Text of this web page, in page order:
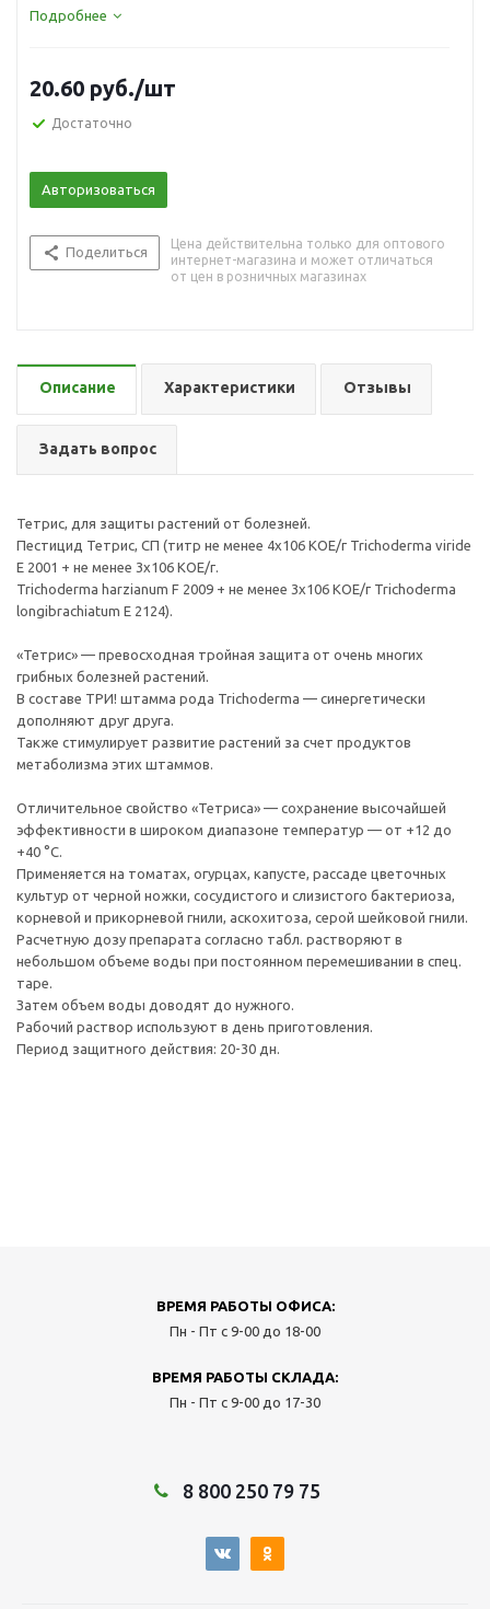
Подробнее
20.60 руб./шт
Достаточно
Авторизоваться
Поделиться
Цена действительна только для оптового
интернет-магазина и может отличаться
от цен в розничных магазинах
Описание Характеристики Отзывы
Задать вопрос
Тетрис, для защиты растений от болезней.
Пестицид Тетрис, СП (титр не менее 4х106 КОЕ/г Trichoderma viride
Е 2001 + не менее 3х106 КОЕ/г.
Trichoderma harzianum F 2009 + не менее 3х106 КОЕ/г Trichoderma
longibrachiatum Е 2124).
«Тетрис» — превосходная тройная защита от очень многих
грибных болезней растений.
В составе ТРИ! штамма рода Trichoderma — синергетически
дополняют друг друга.
Также стимулирует развитие растений за счет продуктов
метаболизма этих штаммов.
Отличительное свойство «Тетриса» — сохранение высочайшей
эффективности в широком диапазоне температур — от +12 до
+40 °С.
Применяется на томатах, огурцах, капусте, рассаде цветочных
культур от черной ножки, сосудистого и слизистого бактериоза,
корневой и прикорневой гнили, аскохитоза, серой шейковой гнили.
Расчетную дозу препарата согласно табл. растворяют в
небольшом объеме воды при постоянном перемешивании в спец.
таре.
Затем объем воды доводят до нужного.
Рабочий раствор используют в день приготовления.
Период защитного действия: 20-30 дн.
ВРЕМЯ РАБОТЫ ОФИСА:
Пн - Пт с 9-00 до 18-00
ВРЕМЯ РАБОТЫ СКЛАДА:
Пн - Пт с 9-00 до 17-30
8 800 250 79 75